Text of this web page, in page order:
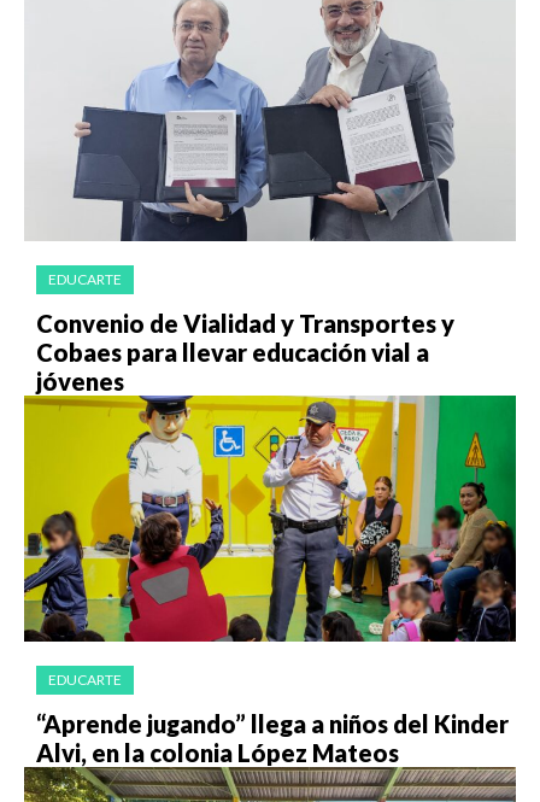
EDUCARTE
Convenio de Vialidad y Transportes y
Cobaes para llevar educación vial a
jóvenes
EDUCARTE
“Aprende jugando” llega a niños del Kinder
Alvi, en la colonia López Mateos